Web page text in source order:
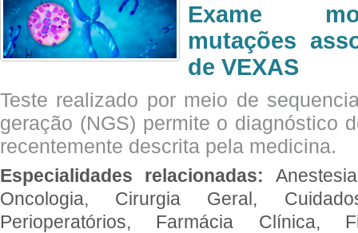
Exame
mutações
de VEXAS
Teste realizado por meio de
geração (NGS) permite o diagnóstico
recentemente descrita pela medicina.
Especialidades relacionadas:
Oncologia, Cirurgia Geral,
Perioperatórios, Farmácia Clínica,